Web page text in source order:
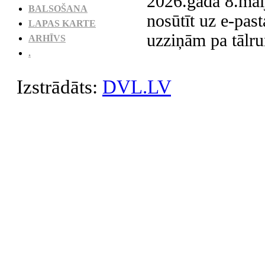
nosūtīt uz e-
uzziņām pa
BALSOŠANA
LAPAS KARTE
ARHĪVS
.
Izstrādāts: DVL.LV